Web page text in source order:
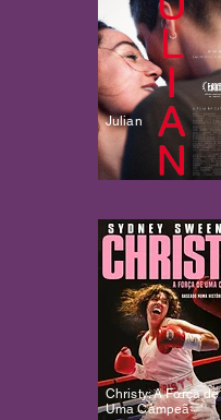
Julian
Christy: A Força de
Uma Campeã